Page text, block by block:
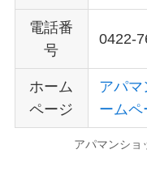
電話番
号
0422-
ホーム
ページ
アパマ
ームペ
アパマンショ